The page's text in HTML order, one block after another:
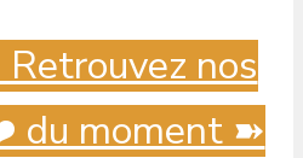
nos
du moment ➽